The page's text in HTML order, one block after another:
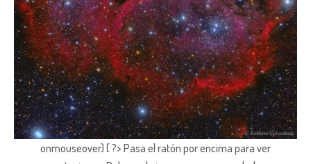
onmouseover) { ?> Pasa el ratón por encima para ver